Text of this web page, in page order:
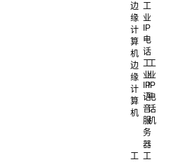
边
缘
计
算
机
边
缘
计
算
机
工
业
IP
电
话
工
业
IP
语
音
服
务
器
工
业
IP
电
话
机
工 工